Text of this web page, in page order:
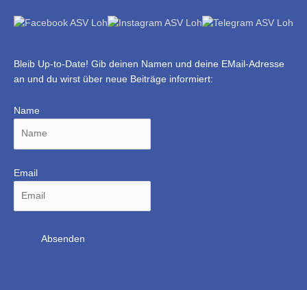
Bleib Up-to-Date! Gib deinen Namen und deine EMail-Adresse
an und du wirst über neue Beiträge informiert:
Name
Email